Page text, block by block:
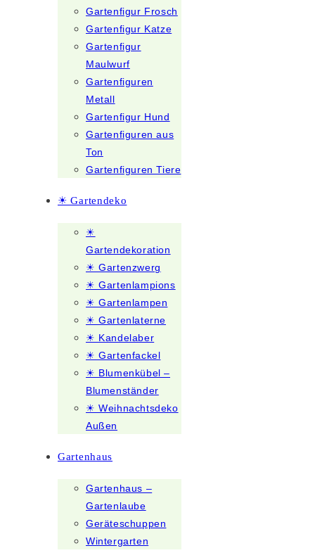
Gartenfigur Frosch
Gartenfigur Katze
Gartenfigur
Maulwurf
Gartenfiguren
Metall
Gartenfigur Hund
Gartenfiguren aus
Ton
Gartenfiguren Tiere
☀ Gartendeko
☀
Gartendekoration
☀ Gartenzwerg
☀ Gartenlampions
☀ Gartenlampen
☀ Gartenlaterne
☀ Kandelaber
☀ Gartenfackel
☀ Blumenkübel –
Blumenständer
☀ Weihnachtsdeko
Außen
Gartenhaus
Gartenhaus –
Gartenlaube
Geräteschuppen
Wintergarten